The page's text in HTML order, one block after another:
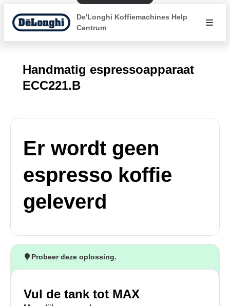
De'Longhi Koffiemachines Help
Centrum
Handmatig espressoapparaat
ECC221.B
Er wordt geen
espresso koffie
geleverd
Probeer deze oplossing.
Vul de tank tot MAX